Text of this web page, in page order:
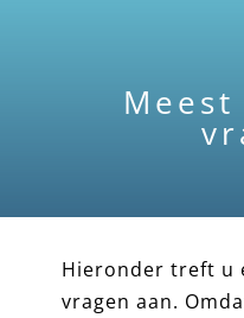
Hieronder treft u
vragen aan.